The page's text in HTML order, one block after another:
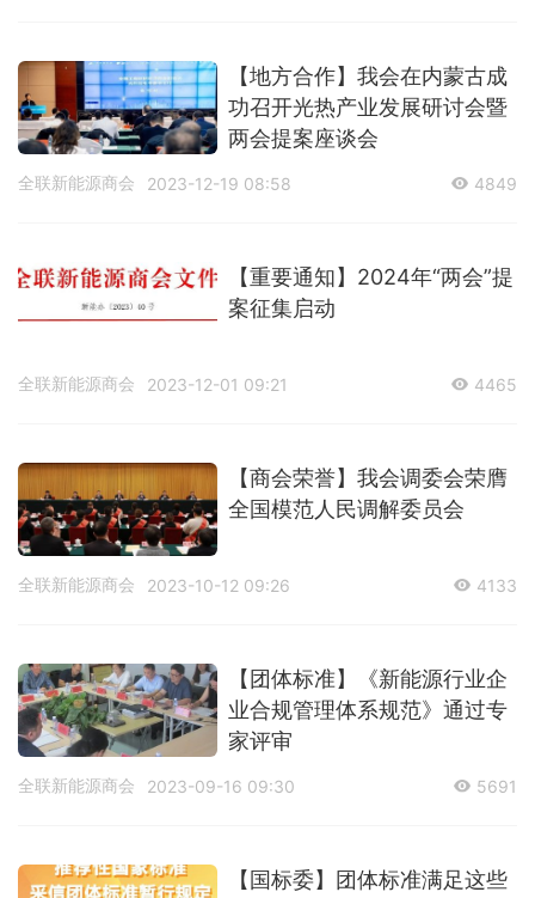
【地方合作】我会在内蒙古成
功召开光热产业发展研讨会暨
两会提案座谈会
全联新能源商会 2023-12-19 08:58 4849
【重要通知】2024年“两会”提
案征集启动
全联新能源商会 2023-12-01 09:21 4465
【商会荣誉】我会调委会荣膺
全国模范人民调解委员会
全联新能源商会 2023-10-12 09:26 4133
【团体标准】《新能源行业企
业合规管理体系规范》通过专
家评审
全联新能源商会 2023-09-16 09:30 5691
【国标委】团体标准满足这些